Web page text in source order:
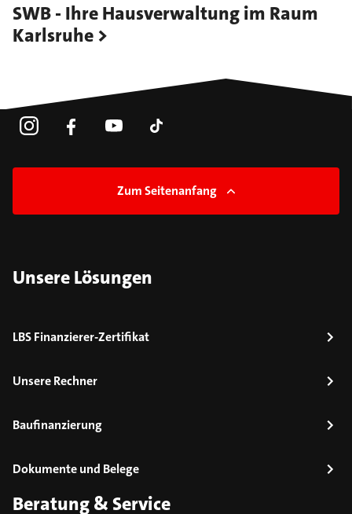
SWB - Ihre Hausverwaltung im Raum
Karlsruhe
Zum Seitenanfang
Unsere Lösungen
LBS Finanzierer-Zertifikat
Unsere Rechner
Baufinanzierung
Dokumente und Belege
Beratung & Service